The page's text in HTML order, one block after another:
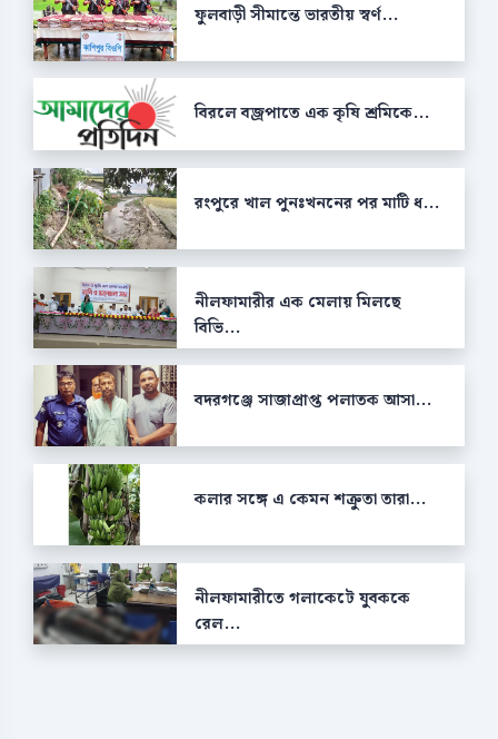
ফুলবাড়ী সীমান্তে ভারতীয় স্বর্ণ...
বিরলে বজ্রপাতে এক কৃষি শ্রমিকে...
রংপুরে খাল পুনঃখননের পর মাটি ধ...
নীলফামারীর এক মেলায় মিলছে
বিভি...
বদরগঞ্জে সাজাপ্রাপ্ত পলাতক আসা...
কলার সঙ্গে এ কেমন শক্রুতা তারা...
নীলফামারীতে গলাকেটে যুবককে
রেল...